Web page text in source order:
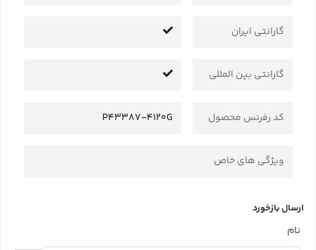
گارانتی ایران
گارانتی بین المللی
کد رفرنس محصول P43387-4120G
ویژگی های خاص
ارسال بازخورد
نام